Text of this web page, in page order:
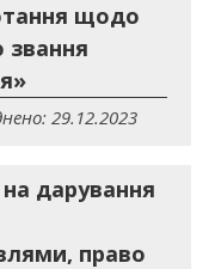
щодо
звання
29.12.2023
дарування
право